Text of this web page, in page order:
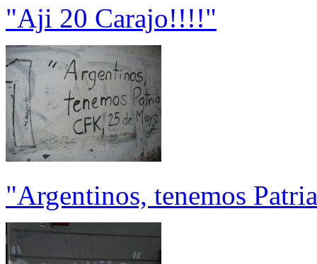
"Aji 20 Carajo!!!!"
"Argentinos, tenemos